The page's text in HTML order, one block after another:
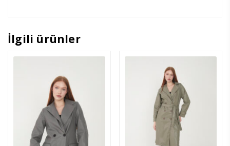
İlgili ürünler